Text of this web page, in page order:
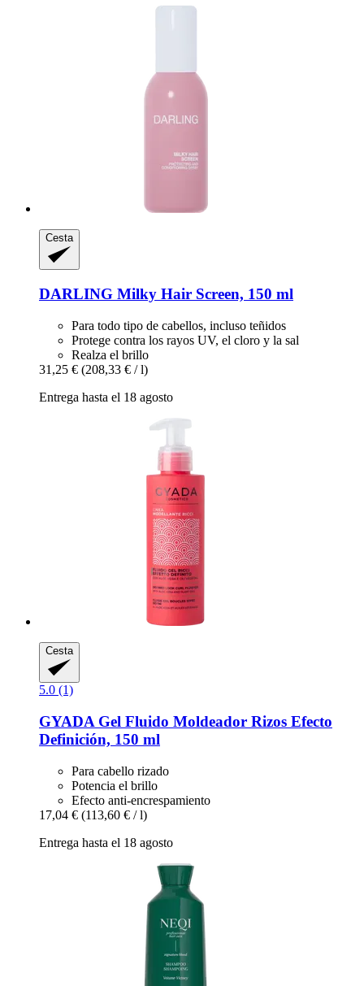
Cesta
DARLING Milky Hair Screen, 150 ml
Para todo tipo de cabellos, incluso teñidos
Protege contra los rayos UV, el cloro y la sal
Realza el brillo
31,25 € (208,33 € / l)
Entrega hasta el 18 agosto
Cesta
5.0 (1)
GYADA Gel Fluido Moldeador Rizos Efecto
Definición, 150 ml
Para cabello rizado
Potencia el brillo
Efecto anti-encrespamiento
17,04 € (113,60 € / l)
Entrega hasta el 18 agosto